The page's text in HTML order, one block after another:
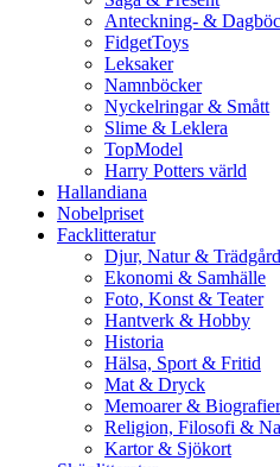
Anteckning- &
FidgetToys
Leksaker
Namnböcker
Nyckelringar & Smått
Slime & Leklera
TopModel
Harry Potters värld
Hallandiana
Nobelpriset
Facklitteratur
Djur, Natur & Trädgård
Ekonomi & Samhälle
Foto, Konst & Teater
Hantverk & Hobby
Historia
Hälsa, Sport & Fritid
Mat & Dryck
Memoarer & Biografier
Religion, Filosofi &
Kartor & Sjökort